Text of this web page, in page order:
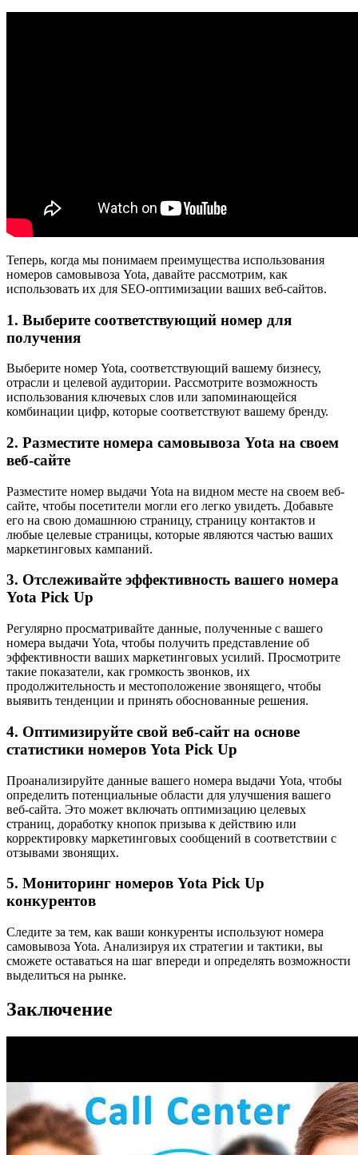
Теперь, когда мы понимаем преимущества использования
номеров самовывоза Yota, давайте рассмотрим, как
использовать их для SEO-оптимизации ваших веб-сайтов.
1. Выберите соответствующий номер для
получения
Выберите номер Yota, соответствующий вашему бизнесу,
отрасли и целевой аудитории. Рассмотрите возможность
использования ключевых слов или запоминающейся
комбинации цифр, которые соответствуют вашему бренду.
2. Разместите номера самовывоза Yota на своем
веб-сайте
Разместите номер выдачи Yota на видном месте на своем веб-
сайте, чтобы посетители могли его легко увидеть. Добавьте
его на свою домашнюю страницу, страницу контактов и
любые целевые страницы, которые являются частью ваших
маркетинговых кампаний.
3. Отслеживайте эффективность вашего номера
Yota Pick Up
Регулярно просматривайте данные, полученные с вашего
номера выдачи Yota, чтобы получить представление об
эффективности ваших маркетинговых усилий. Просмотрите
такие показатели, как громкость звонков, их
продолжительность и местоположение звонящего, чтобы
выявить тенденции и принять обоснованные решения.
4. Оптимизируйте свой веб-сайт на основе
статистики номеров Yota Pick Up
Проанализируйте данные вашего номера выдачи Yota, чтобы
определить потенциальные области для улучшения вашего
веб-сайта. Это может включать оптимизацию целевых
страниц, доработку кнопок призыва к действию или
корректировку маркетинговых сообщений в соответствии с
отзывами звонящих.
5. Мониторинг номеров Yota Pick Up
конкурентов
Следите за тем, как ваши конкуренты используют номера
самовывоза Yota. Анализируя их стратегии и тактики, вы
сможете оставаться на шаг впереди и определять возможности
выделиться на рынке.
Заключение